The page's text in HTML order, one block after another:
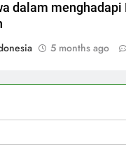
dalam menghadapi
5 months ago